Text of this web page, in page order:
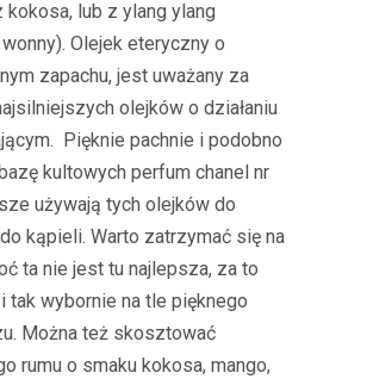
kokosa, lub z ylang ylang
Olejek eteryczny o
zapachu, jest uważany za
olejków o działaniu
Pięknie pachnie i podobno
kultowych perfum chanel nr
używają tych olejków do
kąpieli. Warto zatrzymać się na
ta nie jest tu najlepsza, za to
tak wybornie na tle pięknego
Można też skosztować
rumu o smaku kokosa, mango,